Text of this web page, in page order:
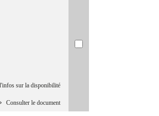
sur la disponibilité
Consulter le document